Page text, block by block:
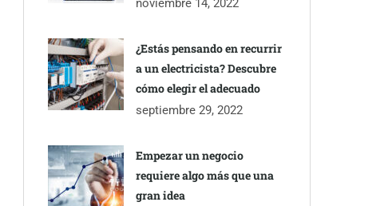
noviembre 14, 2022
¿Estás pensando en recurrir
a un electricista? Descubre
cómo elegir el adecuado
septiembre 29, 2022
Empezar un negocio
requiere algo más que una
gran idea